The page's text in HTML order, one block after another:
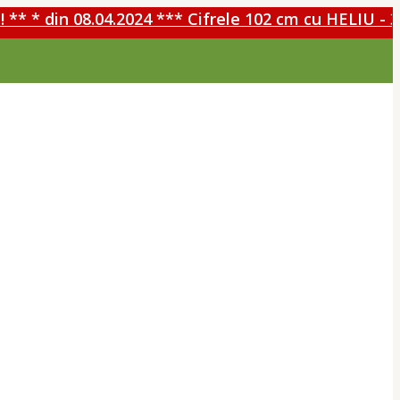
din 08.04.2024 *** Cifrele 102 cm cu HELIU - 30%